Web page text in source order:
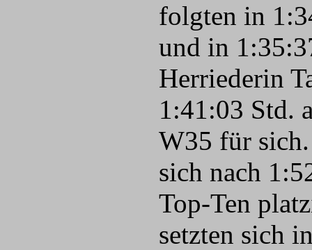
folgten in
und in
Herriederin
1:41:03 Std.
W35 für
sich nach
Top-Ten
setzten sich